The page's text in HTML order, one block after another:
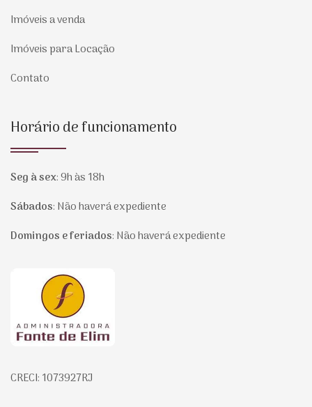
Imóveis a venda
Imóveis para Locação
Contato
Horário de funcionamento
Seg à sex:9h às 18h
Sábados: Não haverá expediente
Domingos e feriados: Não haverá expediente
Página inicial
CRECI: 1073927RJ